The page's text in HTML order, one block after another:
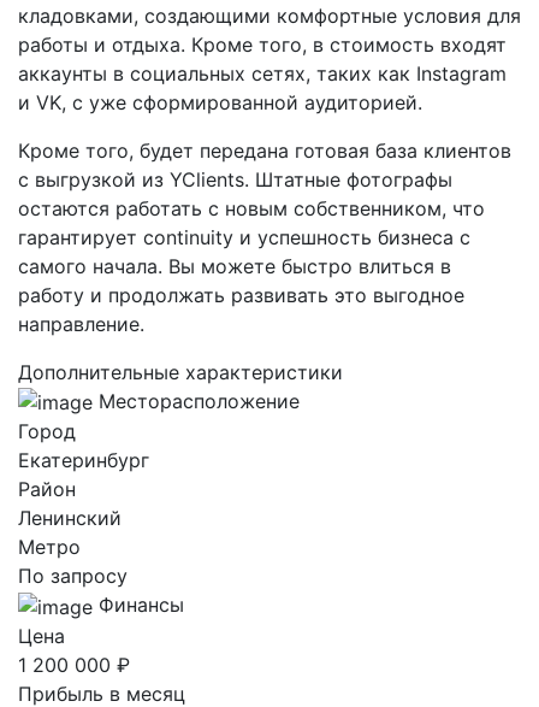
кладовками, создающими комфортные условия для
работы и отдыха. Кроме того, в стоимость входят
аккаунты в социальных сетях, таких как Instagram
и VK, с уже сформированной аудиторией.
Кроме того, будет передана готовая база клиентов
с выгрузкой из YClients. Штатные фотографы
остаются работать с новым собственником, что
гарантирует continuity и успешность бизнеса с
самого начала. Вы можете быстро влиться в
работу и продолжать развивать это выгодное
направление.
Дополнительные характеристики
Месторасположение
Город
Екатеринбург
Район
Ленинский
Метро
По запросу
Финансы
Цена
1 200 000 ₽
Прибыль в месяц